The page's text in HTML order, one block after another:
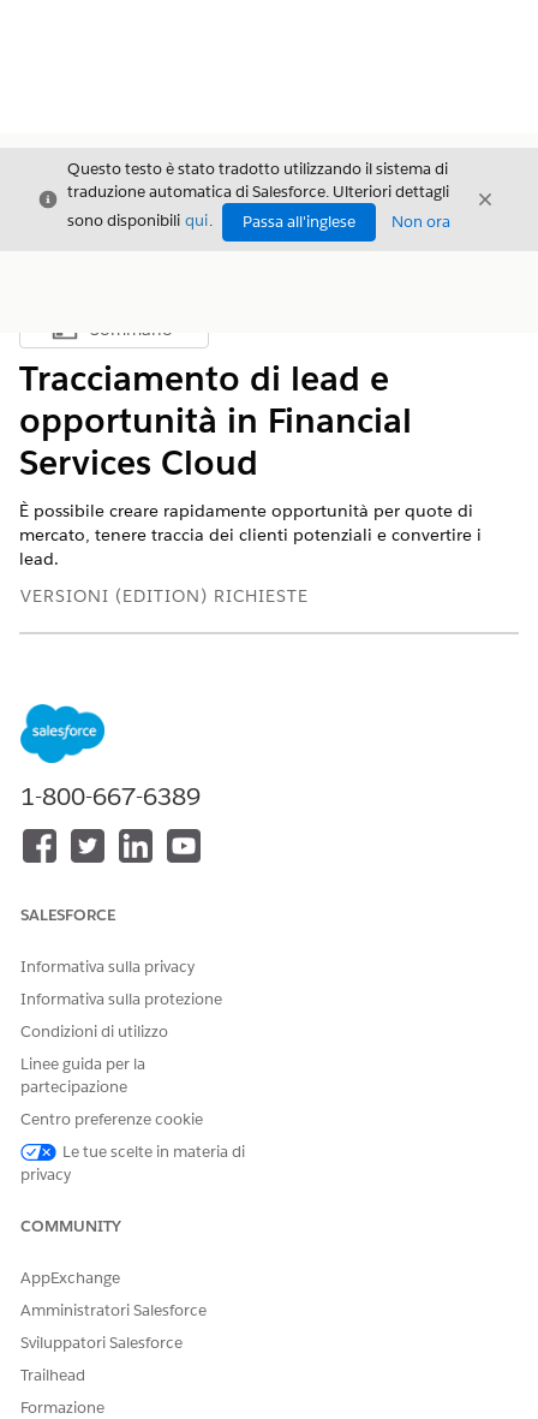
Chiudi
Questo testo è stato tradotto utilizzando il sistema di
traduzione automatica di Salesforce. Ulteriori dettagli
sono disponibili qui. Passa all'inglese Non ora
Chiudi
Mostra sommario
Sommario
Tracciamento di lead e
opportunità in Financial
Services Cloud
È possibile creare rapidamente opportunità per quote di
mercato, tenere traccia dei clienti potenziali e convertire i
lead.
VERSIONI (EDITION) RICHIESTE
Unlimited Edition
Creazione di un'opportunità di condivisione del
portafoglio in Financial Services Cloud
mercato, creare un record opportunità per un account
finanziario.
Creazione di un lead in Financial Services Cloud
cliente.
Conversione di un lead in cliente in Financial Services
Cloud
QUESTO ARTICOLO HA RISOLTO IL PROBLEMA?
1-800-667-6389
SALESFORCE
Informativa sulla privacy
Informativa sulla protezione
Condizioni di utilizzo
Linee guida per la
partecipazione
Centro preferenze cookie
Le tue scelte in materia di
privacy
COMMUNITY
AppExchange
Amministratori Salesforce
Sviluppatori Salesforce
Trailhead
Formazione